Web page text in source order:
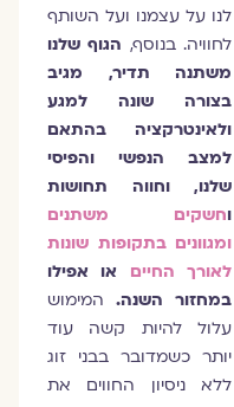
לנו על עצמנו ועל השותף
לחוויה. בנוסף,הגוף שלנו
משתנה תדיר, מגיב
בצורה שונה למגע
ולאינטרקציה בהתאם
למצב הנפשי והפיסי
שלנו, וחווה תחושות
חשקים משתנים
ומגוונים בתקופות שונות
לאורך החיים או אפילו
במחזור השנה.המימוש
עלול להיות קשה עוד
יותר כשמדובר בבני זוג
ללא ניסיון החווים את